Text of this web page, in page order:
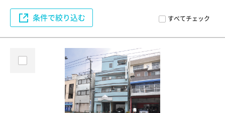
すべてチェック
条件で絞り込む